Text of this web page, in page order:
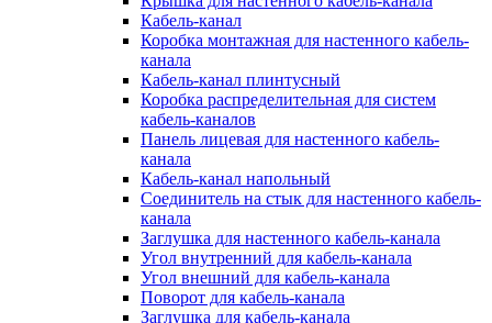
Кабель-канал
Коробка монтажная для настенного кабель-
канала
Кабель-канал плинтусный
Коробка распределительная для систем
кабель-каналов
Панель лицевая для настенного кабель-
канала
Кабель-канал напольный
Соединитель на стык для настенного кабель-
канала
Заглушка для настенного кабель-канала
Угол внутренний для кабель-канала
Угол внешний для кабель-канала
Поворот для кабель-канала
Заглушка для кабель-канала